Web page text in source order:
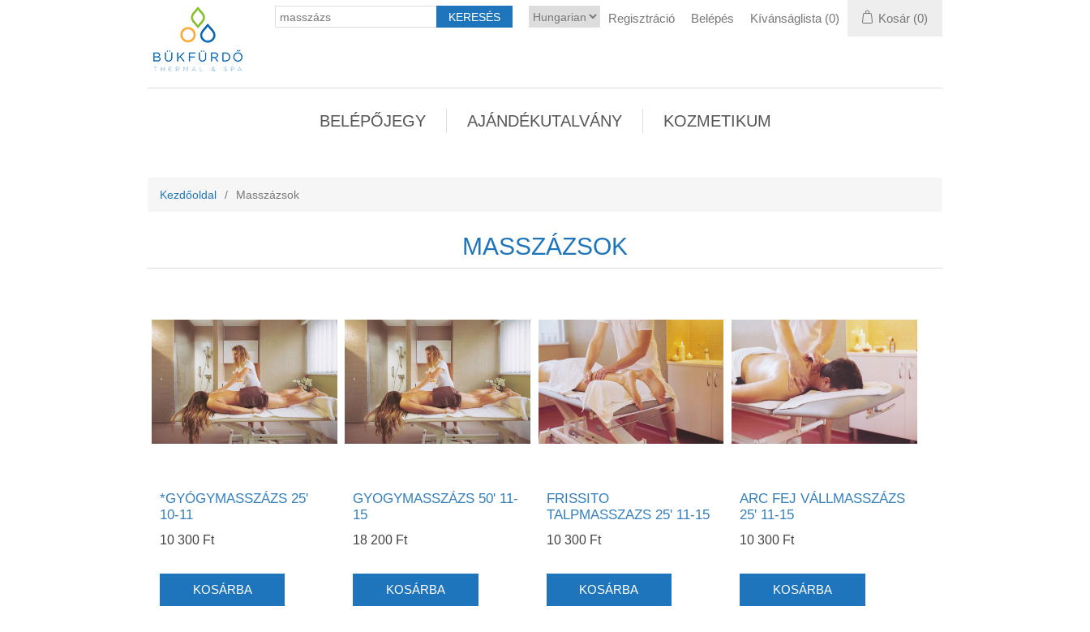
Regisztráció Belépés Kívánságlista (0) Kosár (0)
BELÉPŐJEGY AJÁNDÉKUTALVÁNY KOZMETIKUM
Kezdőoldal / Masszázsok
MASSZÁZSOK
*GYÓGYMASSZÁZS 25'
10-11
10 300 Ft
GYOGYMASSZÁZS 50' 11-
15
18 200 Ft
FRISSITO
TALPMASSZAZS 25' 11-15
10 300 Ft
ARC FEJ VÁLLMASSZÁZS
25' 11-15
10 300 Ft